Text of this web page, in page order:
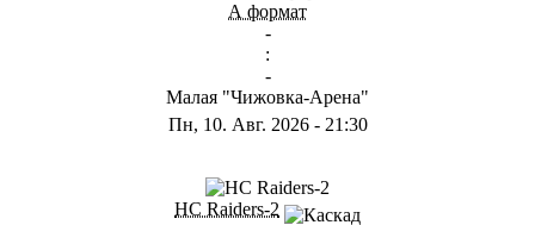
А формат
-
:
-
Малая "Чижовка-Арена"
Пн, 10. Авг. 2026- 21:30
HC Raiders-2